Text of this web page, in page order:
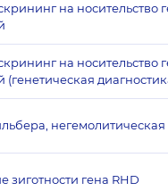
на
на
зиготности гена RHD